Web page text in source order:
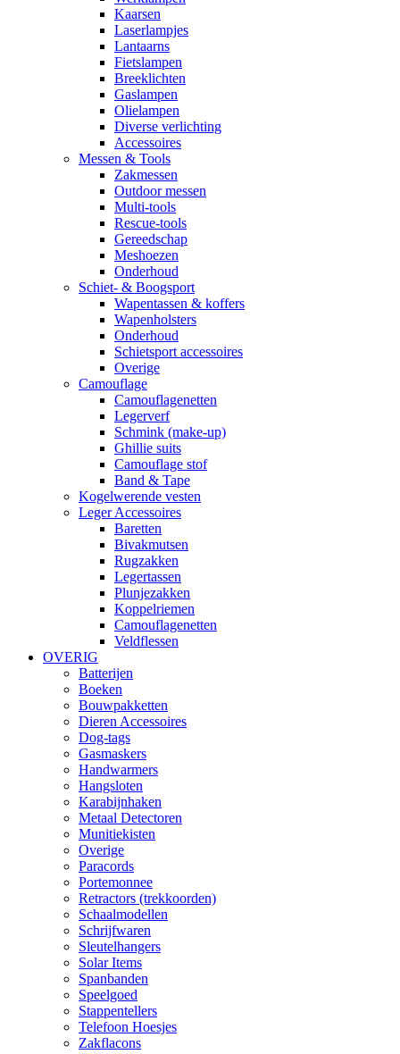
Kaarsen
Laserlampjes
Lantaarns
Fietslampen
Breeklichten
Gaslampen
Olielampen
Diverse verlichting
Accessoires
Messen & Tools
Zakmessen
Outdoor messen
Multi-tools
Rescue-tools
Gereedschap
Meshoezen
Onderhoud
Schiet- & Boogsport
Wapentassen & koffers
Wapenholsters
Onderhoud
Schietsport accessoires
Overige
Camouflage
Camouflagenetten
Legerverf
Schmink (make-up)
Ghillie suits
Camouflage stof
Band & Tape
Kogelwerende vesten
Leger Accessoires
Baretten
Bivakmutsen
Rugzakken
Legertassen
Plunjezakken
Koppelriemen
Camouflagenetten
Veldflessen
OVERIG
Batterijen
Boeken
Bouwpakketten
Dieren Accessoires
Dog-tags
Gasmaskers
Handwarmers
Hangsloten
Karabijnhaken
Metaal Detectoren
Munitiekisten
Overige
Paracords
Portemonnee
Retractors (trekkoorden)
Schaalmodellen
Schrijfwaren
Sleutelhangers
Solar Items
Spanbanden
Speelgoed
Stappentellers
Telefoon Hoesjes
Zakflacons